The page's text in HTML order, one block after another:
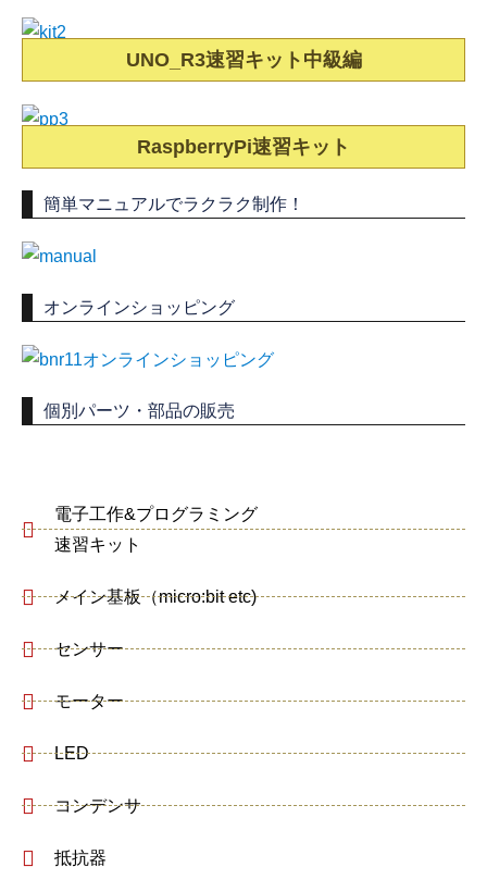
UNO_R3速習キット中級編
RaspberryPi速習キット
簡単マニュアルでラクラク制作！
オンラインショッピング
個別パーツ・部品の販売
電子工作&プログラミング
速習キット
メイン基板（micro:bit etc)
センサー
モーター
LED
コンデンサ
抵抗器